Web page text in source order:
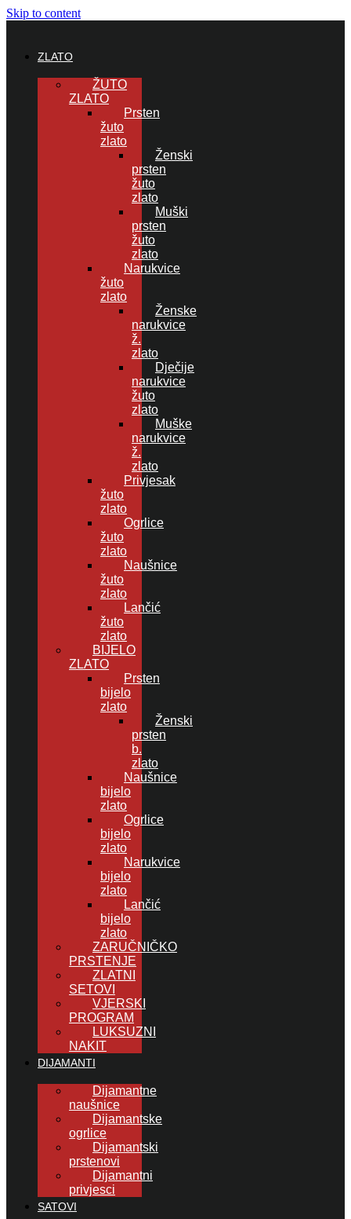
Skip to content
ZLATO
ŽUTO
ZLATO
Prsten
žuto
zlato
Ženski
prsten
žuto
zlato
Muški
prsten
žuto
zlato
Narukvice
žuto
zlato
Ženske
narukvice
ž.
zlato
Dječije
narukvice
žuto
zlato
Muške
narukvice
ž.
zlato
Privjesak
žuto
zlato
Ogrlice
žuto
zlato
Naušnice
žuto
zlato
Lančić
žuto
zlato
BIJELO
ZLATO
Prsten
bijelo
zlato
Ženski
prsten
b.
zlato
Naušnice
bijelo
zlato
Ogrlice
bijelo
zlato
Narukvice
bijelo
zlato
Lančić
bijelo
zlato
ZARUČNIČKO
PRSTENJE
ZLATNI
SETOVI
VJERSKI
PROGRAM
LUKSUZNI
NAKIT
DIJAMANTI
Dijamantne
naušnice
Dijamantske
ogrlice
Dijamantski
prstenovi
Dijamantni
privjesci
SATOVI